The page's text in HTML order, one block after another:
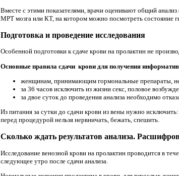
Вместе с этими показателями, врачи оценивают общий
МРТ мозга или КТ, на котором можно посмотреть состояние
Подготовка и проведение исследования
Особенной подготовки к сдаче крови на пролактин не
Основные правила сдачи крови для получения
женщинам, принимающим гормональные препараты,
за 36 часов исключить из жизни секс, половое
за двое суток до проведения анализа необходимо
Из питания за сутки до сдачи крови из вены нужно
перед процедурой нельзя нервничать, бежать, спешить.
Сколько ждать результатов анализа.
Исследование венозной крови на пролактин проводится в
следующее утро после сдачи анализа.